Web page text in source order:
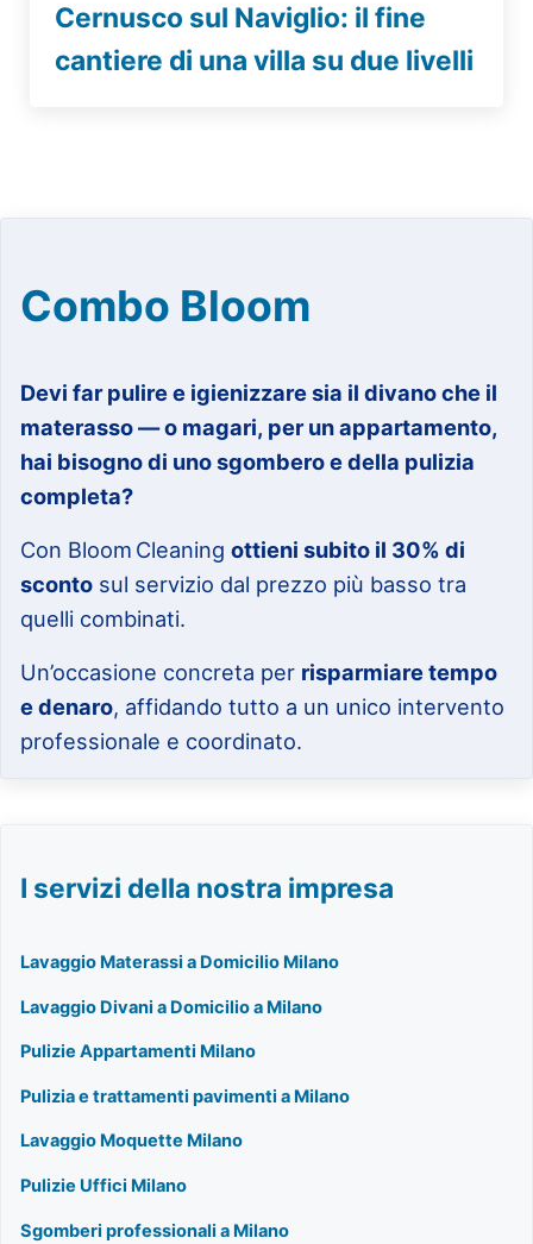
Cernusco sul Naviglio: il fine
cantiere di una villa su due livelli
Combo Bloom
Devi far pulire e igienizzare sia il divano che il
materasso — o magari, per un appartamento,
hai bisogno di uno sgombero e della pulizia
completa?
Con Bloom Cleaningottieni subito il 30% di
sconto sul servizio dal prezzo più basso tra
quelli combinati.
Un’occasione concreta per risparmiare tempo
e denaro, affidando tutto a un unico intervento
professionale e coordinato.
I servizi della nostra impresa
Lavaggio Materassi a Domicilio Milano
Lavaggio Divani a Domicilio a Milano
Pulizie Appartamenti Milano
Pulizia e trattamenti pavimenti a Milano
Lavaggio Moquette Milano
Pulizie Uffici Milano
Sgomberi professionali a Milano